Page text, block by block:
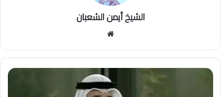
الشيخ أيمن الشعبان
|2|